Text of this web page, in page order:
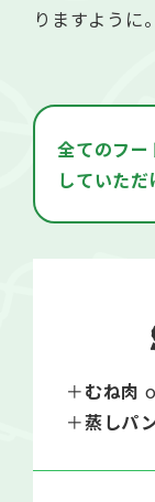
りますように。
全てのフ
していた
＋むね肉
＋蒸しパ